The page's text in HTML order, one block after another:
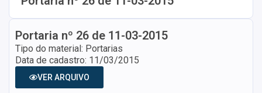
Portaria nº 26 de 11-03-2015
Tipo do material: Portarias
Data de cadastro: 11/03/2015
VER ARQUIVO